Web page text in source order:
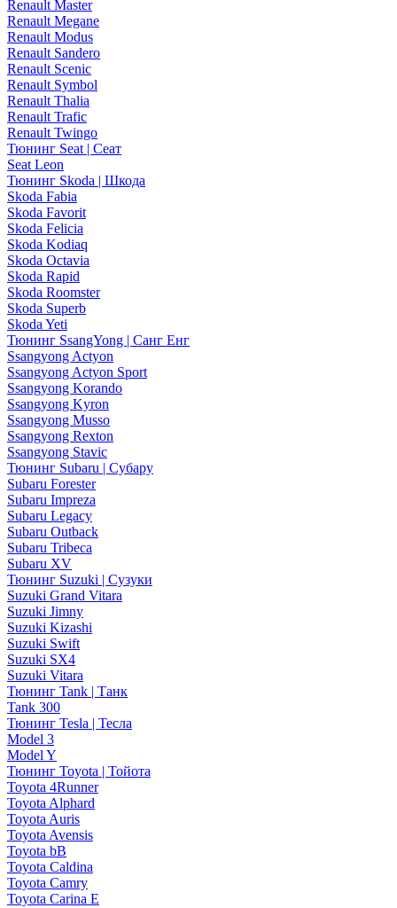
Renault Master
Renault Megane
Renault Modus
Renault Sandero
Renault Scenic
Renault Symbol
Renault Thalia
Renault Trafic
Renault Twingo
Тюнинг Seat | Сеат
Seat Leon
Тюнинг Skoda | Шкода
Skoda Fabia
Skoda Favorit
Skoda Felicia
Skoda Kodiaq
Skoda Octavia
Skoda Rapid
Skoda Roomster
Skoda Superb
Skoda Yeti
Тюнинг SsangYong | Санг Енг
Ssangyong Actyon
Ssangyong Actyon Sport
Ssangyong Korando
Ssangyong Kyron
Ssangyong Musso
Ssangyong Rexton
Ssangyong Stavic
Тюнинг Subaru | Субару
Subaru Forester
Subaru Impreza
Subaru Legacy
Subaru Outback
Subaru Tribeca
Subaru XV
Тюнинг Suzuki | Сузуки
Suzuki Grand Vitara
Suzuki Jimny
Suzuki Kizashi
Suzuki Swift
Suzuki SX4
Suzuki Vitara
Тюнинг Tank | Танк
Tank 300
Тюнинг Tesla | Тесла
Model 3
Model Y
Тюнинг Toyota | Тойота
Toyota 4Runner
Toyota Alphard
Toyota Auris
Toyota Avensis
Toyota bB
Toyota Caldina
Toyota Camry
Toyota Carina E